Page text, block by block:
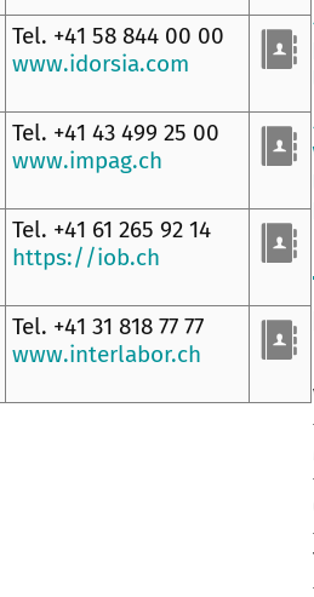
Tel. +41 58 844 00 00
www.idorsia.com
Tel. +41 43 499 25 00
www.impag.ch
Tel. +41 61 265 92 14
https://iob.ch
Tel. +41 31 818 77 77
www.interlabor.ch